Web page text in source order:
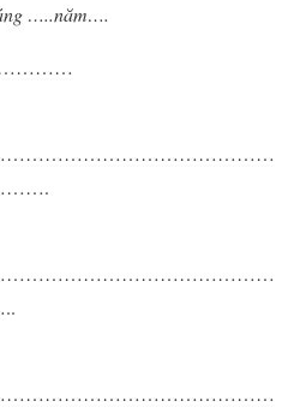
…..năm….